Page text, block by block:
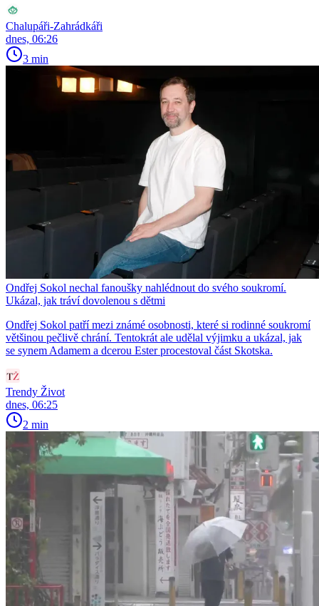
Chalupáři-Zahrádkáři
dnes, 06:26
3 min
Ondřej Sokol nechal fanoušky nahlédnout do svého soukromí.
Ukázal, jak tráví dovolenou s dětmi
Ondřej Sokol patří mezi známé osobnosti, které si rodinné soukromí
většinou pečlivě chrání. Tentokrát ale udělal výjimku a ukázal, jak
se synem Adamem a dcerou Ester procestoval část Skotska.
Trendy Život
dnes, 06:25
2 min